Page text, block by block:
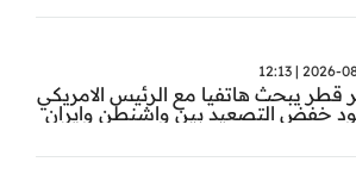
2026-08-05
امير قطر يبحث هاتفيا مع الرئيس الامريكي
وايران